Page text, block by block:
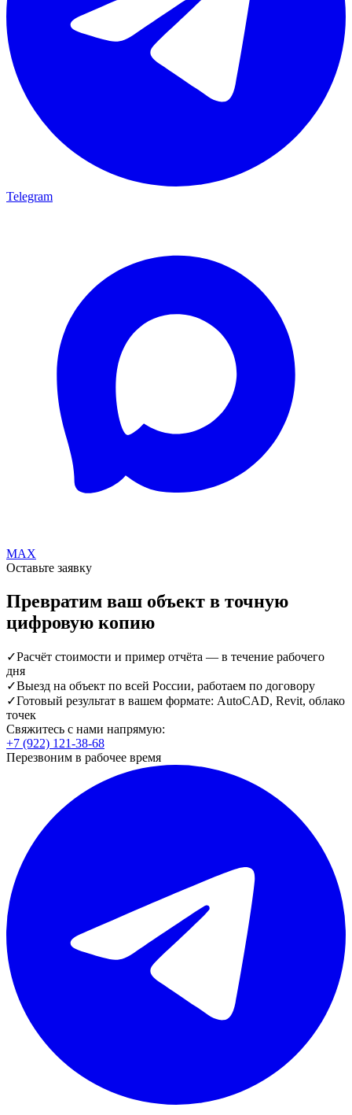
Telegram
MAX
Оставьте заявку
Превратим ваш объект в точную
цифровую копию
✓Расчёт стоимости и пример отчёта — в течение рабочего
дня
✓Выезд на объект по всей России, работаем по договору
✓Готовый результат в вашем формате: AutoCAD, Revit, облако
точек
Свяжитесь с нами напрямую:
+7 (922) 121-38-68
Перезвоним в рабочее время